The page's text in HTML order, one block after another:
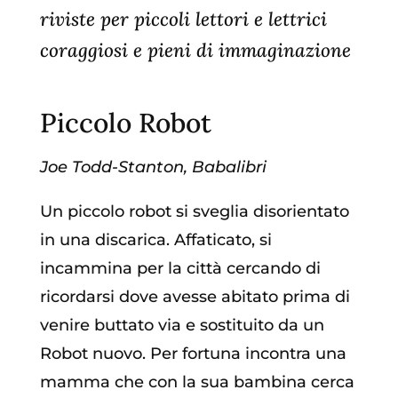
riviste per piccoli lettori e lettrici
coraggiosi e pieni di immaginazione
Piccolo Robot
Joe Todd-Stanton, Babalibri
Un piccolo robot si sveglia disorientato
in una discarica. Affaticato, si
incammina per la città cercando di
ricordarsi dove avesse abitato prima di
venire buttato via e sostituito da un
Robot nuovo. Per fortuna incontra una
mamma che con la sua bambina cerca